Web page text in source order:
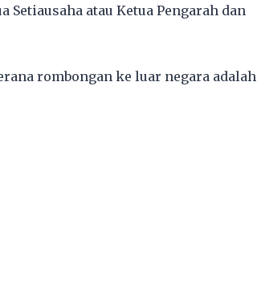
atau Ketua Pengarah dan
rombongan ke luar negara adalah